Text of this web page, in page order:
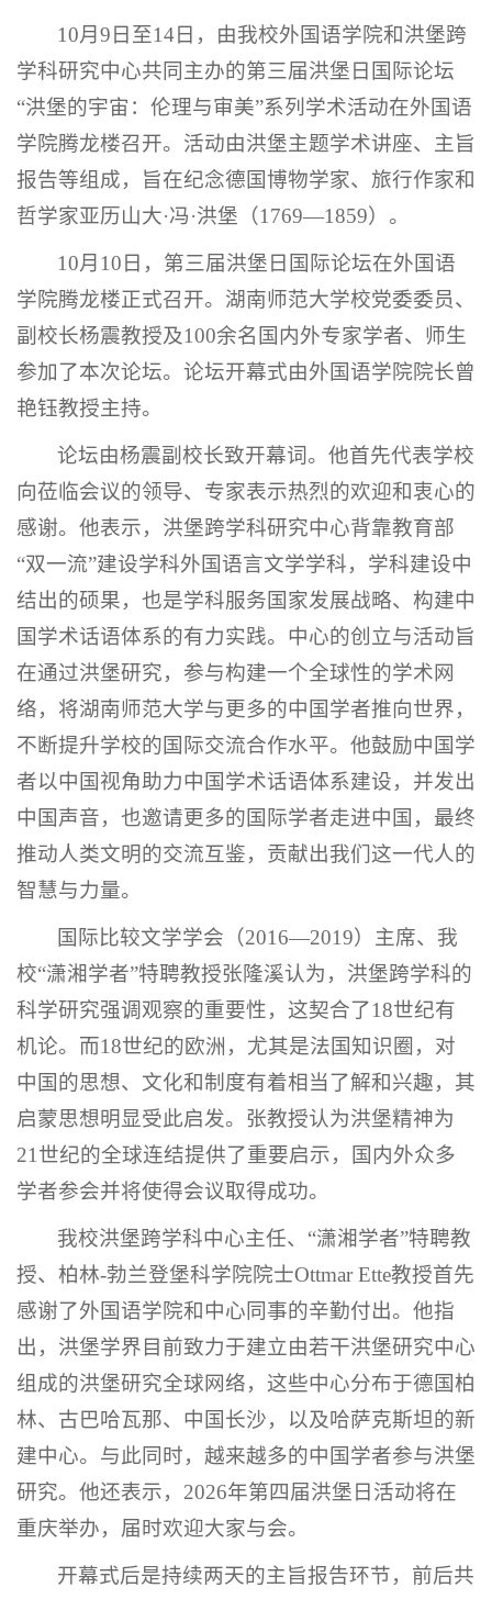
10月9日至14日，由我校外国语学院和洪堡跨
学科研究中心共同主办的第三届洪堡日国际论坛
“洪堡的宇宙：伦理与审美”系列学术活动在外国语
学院腾龙楼召开。活动由洪堡主题学术讲座、主旨
报告等组成，旨在纪念德国博物学家、旅行作家和
哲学家亚历山大·冯·洪堡（1769—1859）。
10月10日，第三届洪堡日国际论坛在外国语
学院腾龙楼正式召开。湖南师范大学校党委委员、
副校长杨震教授及100余名国内外专家学者、师生
参加了本次论坛。论坛开幕式由外国语学院院长曾
艳钰教授主持。
论坛由杨震副校长致开幕词。他首先代表学校
向莅临会议的领导、专家表示热烈的欢迎和衷心的
感谢。他表示，洪堡跨学科研究中心背靠教育部
“双一流”建设学科外国语言文学学科，学科建设中
结出的硕果，也是学科服务国家发展战略、构建中
国学术话语体系的有力实践。中心的创立与活动旨
在通过洪堡研究，参与构建一个全球性的学术网
络，将湖南师范大学与更多的中国学者推向世界，
不断提升学校的国际交流合作水平。他鼓励中国学
者以中国视角助力中国学术话语体系建设，并发出
中国声音，也邀请更多的国际学者走进中国，最终
推动人类文明的交流互鉴，贡献出我们这一代人的
智慧与力量。
国际比较文学学会（2016—2019）主席、我
校“潇湘学者”特聘教授张隆溪认为，洪堡跨学科的
科学研究强调观察的重要性，这契合了18世纪有
机论。而18世纪的欧洲，尤其是法国知识圈，对
中国的思想、文化和制度有着相当了解和兴趣，其
启蒙思想明显受此启发。张教授认为洪堡精神为
21世纪的全球连结提供了重要启示，国内外众多
学者参会并将使得会议取得成功。
我校洪堡跨学科中心主任、“潇湘学者”特聘教
授、柏林-勃兰登堡科学院院士Ottmar Ette教授首先
感谢了外国语学院和中心同事的辛勤付出。他指
出，洪堡学界目前致力于建立由若干洪堡研究中心
组成的洪堡研究全球网络，这些中心分布于德国柏
林、古巴哈瓦那、中国长沙，以及哈萨克斯坦的新
建中心。与此同时，越来越多的中国学者参与洪堡
研究。他还表示，2026年第四届洪堡日活动将在
重庆举办，届时欢迎大家与会。
开幕式后是持续两天的主旨报告环节，前后共